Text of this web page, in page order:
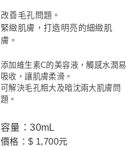
改善毛孔問題。
緊緻肌膚，打造明亮的細緻肌
膚。
添加維生素C的美容液，觸感水潤易
吸收，讓肌膚柔滑。
可解決毛孔粗大及暗沈兩大肌膚問
題。
容量：30mL
價格：$ 1,700元